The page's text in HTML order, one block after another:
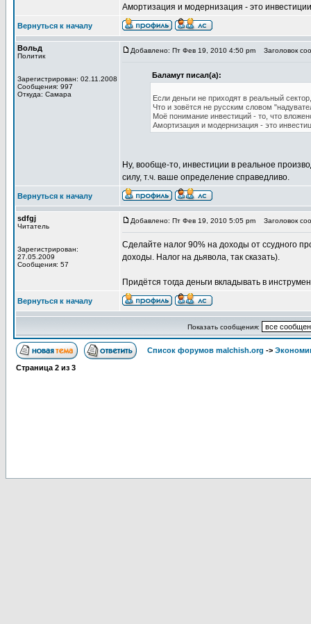
Амортизация и модернизация - это
Вернуться к началу
Вольд
Политик
Зарегистрирован: 02.11.2008
Сообщения: 997
Откуда: Самара
Добавлено: Пт Фев 19, 2010 4:50 pm Заголовок
Баламут писал(а):
Если деньги не приходят в реальный
Что и зовётся не русским словом
Моё понимание инвестиций - то, что
Амортизация и модернизация - это
Ну, вообще-то, инвестиции в реальное
силу, т.ч. ваше определение справедливо.
Вернуться к началу
sdfgj
Читатель
Зарегистрирован:
27.05.2009
Сообщения: 57
Добавлено: Пт Фев 19, 2010 5:05 pm Заголовок
Сделайте налог 90% на доходы от ссудного
доходы. Налог на дьявола, так сказать).
Придётся тогда деньги вкладывать в
Вернуться к началу
Показать сообщения:
Список форумов malchish.org ->
Страница 2 из 3